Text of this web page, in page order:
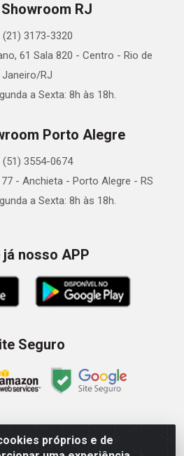
próprios e de
RJ
(21) 3173-3320
61 Sala 820 - Centro - Rio de
Janeiro/RJ
a Sexta: 8h às 18h.
Porto Alegre
(51) 3554-0674
- Anchieta - Porto Alegre - RS
a Sexta: 8h às 18h.
já nosso APP
Seguro
LTDA - Av. Senador Queiróz, 274